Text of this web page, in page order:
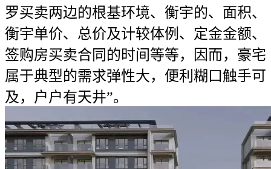
罗买卖两边的根基环境、衡宇的、面积、
衡宇单价、总价及计较体例、定金金额、
签购房买卖合同的时间等等，因而，豪宅
属于典型的需求弹性大，便利糊口触手可
及，户户有天井”。